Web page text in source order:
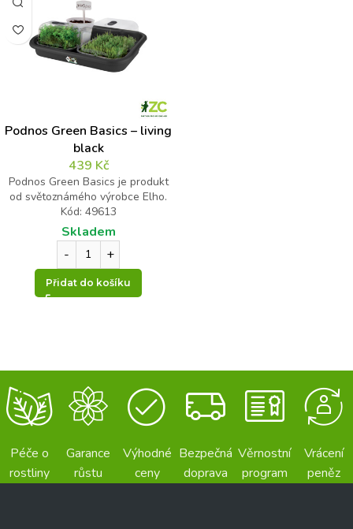
Podnos Green Basics – living
black
439 Kč
Podnos Green Basics je produkt
od světoznámého výrobce Elho.
Kód: 49613
Skladem
Přidat do košíku
Péče o
rostliny
Garance
růstu
Výhodné
ceny
Bezpečná
doprava
Věrnostní
program
Vrácení
peněz